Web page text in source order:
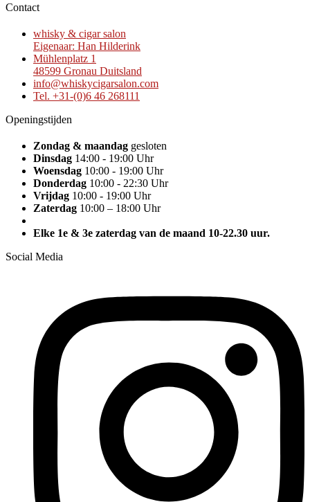
Contact
whisky & cigar salon
Eigenaar: Han Hilderink
Mühlenplatz 1
48599 Gronau Duitsland
info@whiskycigarsalon.com
Tel. +31-(0)6 46 268111
Openingstijden
Zondag & maandag gesloten
Dinsdag 14:00 - 19:00 Uhr
Woensdag 10:00 - 19:00 Uhr
Donderdag 10:00 - 22:30 Uhr
Vrijdag 10:00 - 19:00 Uhr
Zaterdag 10:00 – 18:00 Uhr
Elke 1e & 3e zaterdag van de maand 10-22.30 uur.
Social Media